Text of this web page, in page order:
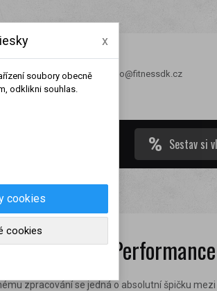
+420 491 462 001 info@fitnessdk.cz
Sestav si
In CFM Pure
zpracování se jedná o absolutní špičku
x
soubory obecně
odklikni souhlas.
cookies
cookies